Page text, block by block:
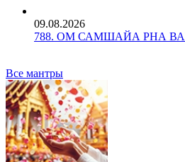
09.08.2026
788. ОМ САМШАЙА РНА
Все мантры